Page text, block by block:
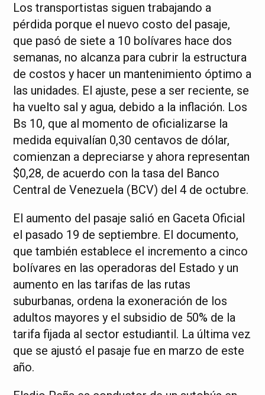
Los transportistas siguen trabajando a
pérdida porque el nuevo costo del pasaje,
que pasó de siete a 10 bolívares hace dos
semanas, no alcanza para cubrir la estructura
de costos y hacer un mantenimiento óptimo a
las unidades. El ajuste, pese a ser reciente, se
ha vuelto sal y agua, debido a la inflación. Los
Bs 10, que al momento de oficializarse la
medida equivalían 0,30 centavos de dólar,
comienzan a depreciarse y ahora representan
$0,28, de acuerdo con la tasa del Banco
Central de Venezuela (BCV) del 4 de octubre.
El aumento del pasaje salió en Gaceta Oficial
el pasado 19 de septiembre. El documento,
que también establece el incremento a cinco
bolívares en las operadoras del Estado y un
aumento en las tarifas de las rutas
suburbanas, ordena la exoneración de los
adultos mayores y el subsidio de 50% de la
tarifa fijada al sector estudiantil. La última vez
que se ajustó el pasaje fue en marzo de este
año.